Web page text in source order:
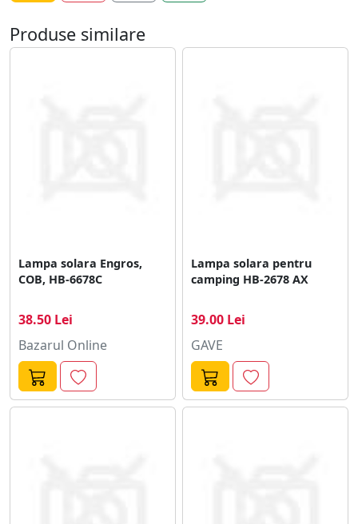
Produse similare
Lampa solara Engros,
COB, HB-6678C
38.50 Lei
Bazarul Online
Lampa solara pentru
camping HB-2678 AX
39.00 Lei
GAVE